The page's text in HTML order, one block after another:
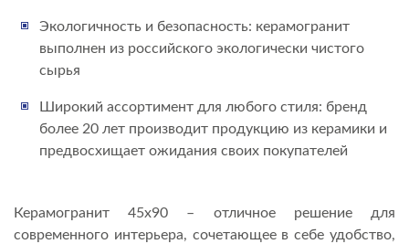
Экологичность и безопасность: керамогранит
выполнен из российского экологически чистого
сырья
Широкий ассортимент для любого стиля: бренд
более 20 лет производит продукцию из керамики и
предвосхищает ожидания своих покупателей
Керамогранит 45х90 – отличное решение для
современного интерьера, сочетающее в себе удобство,